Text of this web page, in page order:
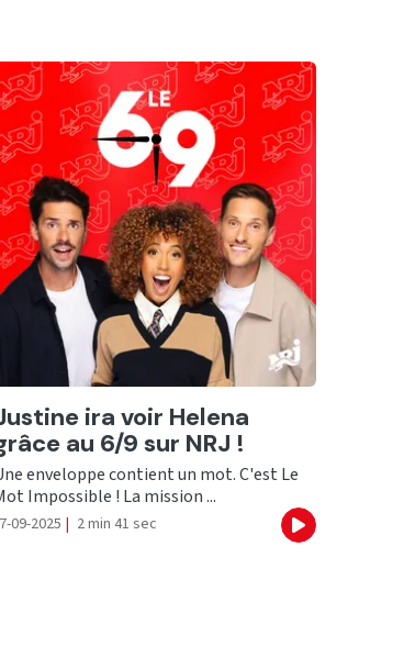
ira voir Helena
au 6/9 sur NRJ !
enveloppe contient un mot. C'est Le
Impossible ! La mission ...
09-2025 | 2 min 41 sec Ecouter